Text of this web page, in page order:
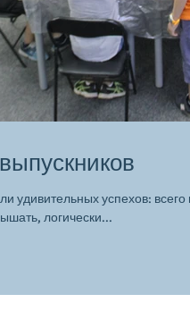
удивительных успехов:
логически...